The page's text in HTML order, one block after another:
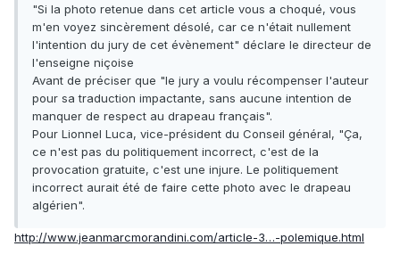
"Si la photo retenue dans cet article vous a choqué, vous
m'en voyez sincèrement désolé, car ce n'était nullement
l'intention du jury de cet évènement" déclare le directeur de
l'enseigne niçoise
Avant de préciser que "le jury a voulu récompenser l'auteur
pour sa traduction impactante, sans aucune intention de
manquer de respect au drapeau français".
Pour Lionnel Luca, vice-président du Conseil général, "Ça,
ce n'est pas du politiquement incorrect, c'est de la
provocation gratuite, c'est une injure. Le politiquement
incorrect aurait été de faire cette photo avec le drapeau
algérien".
http://www.jeanmarcmorandini.com/article-3…-polemique.html